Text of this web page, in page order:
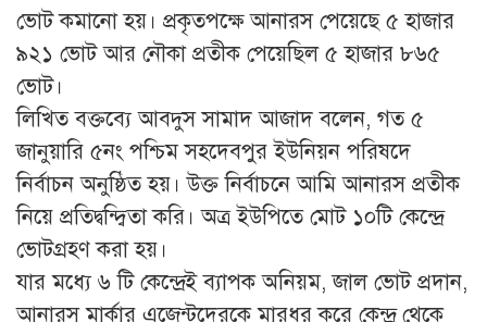
ভোট কমানো হয়। প্রকৃতপক্ষে আনারস পেয়েছে ৫ হাজার
৯২১ ভোট আর নৌকা প্রতীক পেয়েছিল ৫ হাজার ৮৬৫
ভোট।
লিখিত বক্তব্যে আবদুস সামাদ আজাদ বলেন, গত ৫
জানুয়ারি ৫নং পশ্চিম সহদেবপুর ইউনিয়ন পরিষদে
নির্বাচন অনুষ্ঠিত হয়। উক্ত নির্বাচনে আমি আনারস প্রতীক
নিয়ে প্রতিদ্বন্দ্বিতা করি। অত্র ইউপিতে মোট ১০টি কেন্দ্রে
ভোটগ্রহণ করা হয়।
যার মধ্যে ৬ টি কেন্দ্রেই ব্যাপক অনিয়ম, জাল ভোট প্রদান,
আনারস মার্কার এজেন্টদেরকে মারধর করে কেন্দ্র থেকে